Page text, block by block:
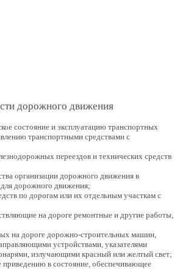
дорожного движения
состояние и эксплуатацию транспортных
транспортными средствами с
переездов и технических средств
организации дорожного движения в
дорожного движения;
по дорогам или их отдельным участкам с
на дороге ремонтные и другие работы,
на дороге дорожно-строительных машин,
устройствами, указателями
излучающими красный или желтый свет;
приведению в состояние, обеспечивающее